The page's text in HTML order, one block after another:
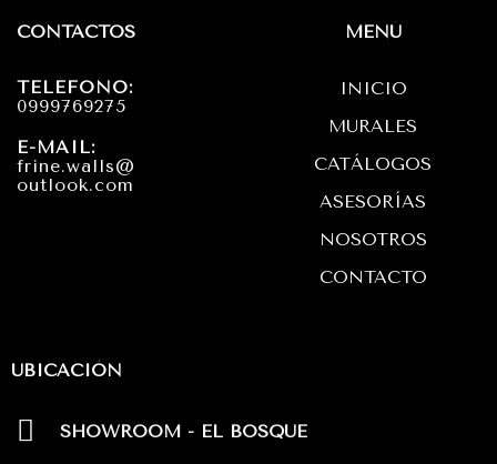
a
p
p
CONTACTOS
TELÉFONO:
0999769275
E-MAIL:
frine.walls@
outlook.com
MENÚ
INICIO
MURALES
CATÁLOGOS
ASESORÍAS
NOSOTROS
CONTACTO
UBICACIÓN
SHOWROOM - EL BOSQUE